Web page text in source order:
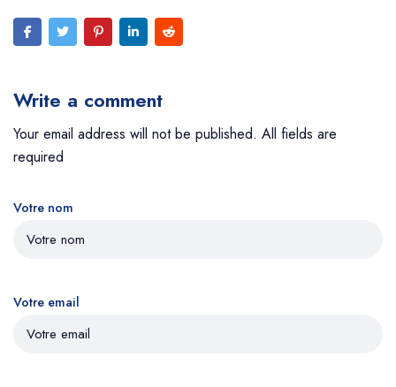
Write a comment
Your email address will not be published. All fields are
required
Votre nom
Votre email